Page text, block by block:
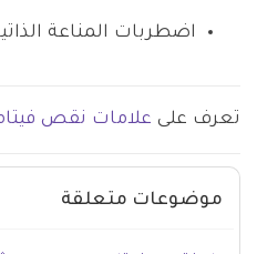
اضطربات المناعة
تعرف على علامات نقص
موضوعات متعلقة